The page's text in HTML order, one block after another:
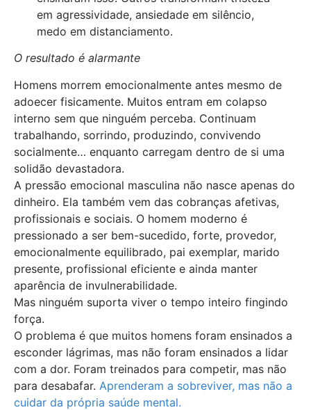
em agressividade, ansiedade em silêncio,
medo em distanciamento.
O resultado é alarmante
Homens morrem emocionalmente antes mesmo de
adoecer fisicamente. Muitos entram em colapso
interno sem que ninguém perceba. Continuam
trabalhando, sorrindo, produzindo, convivendo
socialmente… enquanto carregam dentro de si uma
solidão devastadora.
A pressão emocional masculina não nasce apenas do
dinheiro. Ela também vem das cobranças afetivas,
profissionais e sociais. O homem moderno é
pressionado a ser bem-sucedido, forte, provedor,
emocionalmente equilibrado, pai exemplar, marido
presente, profissional eficiente e ainda manter
aparência de invulnerabilidade.
Mas ninguém suporta viver o tempo inteiro fingindo
força.
O problema é que muitos homens foram ensinados a
esconder lágrimas, mas não foram ensinados a lidar
com a dor. Foram treinados para competir, mas não
para desabafar. Aprenderam a sobreviver, mas não a
cuidar da própria saúde mental.